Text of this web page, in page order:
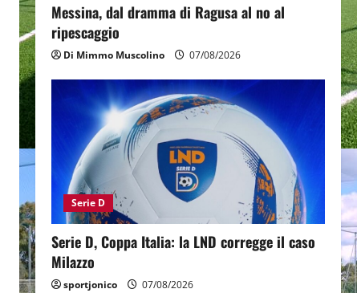
Messina, dal dramma di Ragusa al no al
ripescaggio
Di Mimmo Muscolino 07/08/2026
Serie D
Serie D, Coppa Italia: la LND corregge il caso
Milazzo
sportjonico 07/08/2026